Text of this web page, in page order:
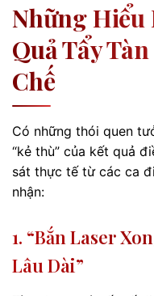
Những Hiểu
Quả Tẩy
Chế
Có những thói quen
“kẻ thù” của kết quả
sát thực tế từ các ca
nhận:
1. “Bắn Laser
Lâu Dài”